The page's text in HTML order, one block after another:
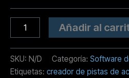
Practicar
Música
Añadir al
SKU: N/D Categoría: Software
Etiquetas: creador de pistas de